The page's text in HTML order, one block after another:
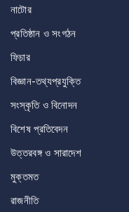
নাটোর
প্রতিষ্ঠান ও সংগঠন
ফিচার
বিজ্ঞান-তথ্যপ্রযুক্তি
সংস্কৃতি ও বিনোদন
বিশেষ প্রতিবেদন
উত্তরবঙ্গ ও সারাদেশ
মুক্তমত
রাজনীতি